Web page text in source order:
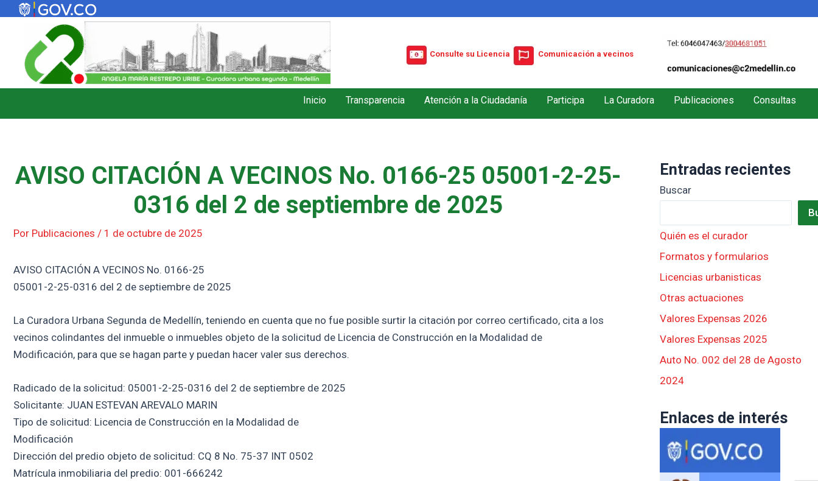
contenido
Consulte su Licencia Comunicación a vecinos
Inicio Transparencia Atención a la Ciudadanía Participa La Curadora Publicaciones Consultas
AVISO CITACIÓN A VECINOS No. 0166-25 05001-2-25-
0316 del 2 de septiembre de 2025
Por Publicaciones / 1 de octubre de 2025
AVISO CITACIÓN A VECINOS No. 0166-25
05001-2-25-0316 del 2 de septiembre de 2025
La Curadora Urbana Segunda de Medellín, teniendo en cuenta que no fue posible surtir la citación por correo certificado, cita a los
vecinos colindantes del inmueble o inmuebles objeto de la solicitud de Licencia de Construcción en la Modalidad de
Modificación, para que se hagan parte y puedan hacer valer sus derechos.
Radicado de la solicitud: 05001-2-25-0316 del 2 de septiembre de 2025
Solicitante: JUAN ESTEVAN AREVALO MARIN
Tipo de solicitud: Licencia de Construcción en la Modalidad de
Modificación
Dirección del predio objeto de solicitud: CQ 8 No. 75-37 INT 0502
Matrícula inmobiliaria del predio: 001-666242
Entradas recientes
Buscar
Quién es el curador
Formatos y formularios
Licencias urbanisticas
Otras actuaciones
Valores Expensas 2026
Valores Expensas 2025
Auto No. 002 del 28 de Agosto
2024
Enlaces de interés